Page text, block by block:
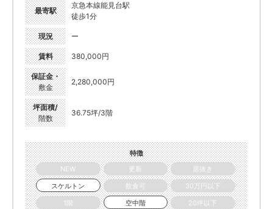
最寄駅
京急本線能見台駅
徒歩1分
現況 ー
賃料 380,000円
保証金・
敷金
2,280,000円
坪面積/
階数
36.75坪/3階
特徴
NEW
更新
居抜き
スケルトン
飲食可
30万円以下
1階
空中階
20坪以下